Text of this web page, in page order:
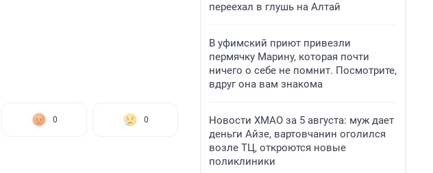
0 0
переехал в глушь на Алтай
В уфимский приют привезли
пермячку Марину, которая почти
ничего о себе не помнит. Посмотрите,
вдруг она вам знакома
Новости ХМАО за 5 августа: муж дает
деньги Айзе, вартовчанин оголился
возле ТЦ, откроются новые
поликлиники